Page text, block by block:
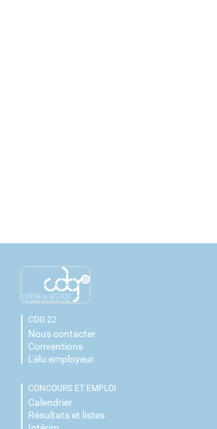
CDG 22
Nous contacter
Conventions
L'élu employeur
CONCOURS ET EMPLOI
Calendrier
Résultats et listes